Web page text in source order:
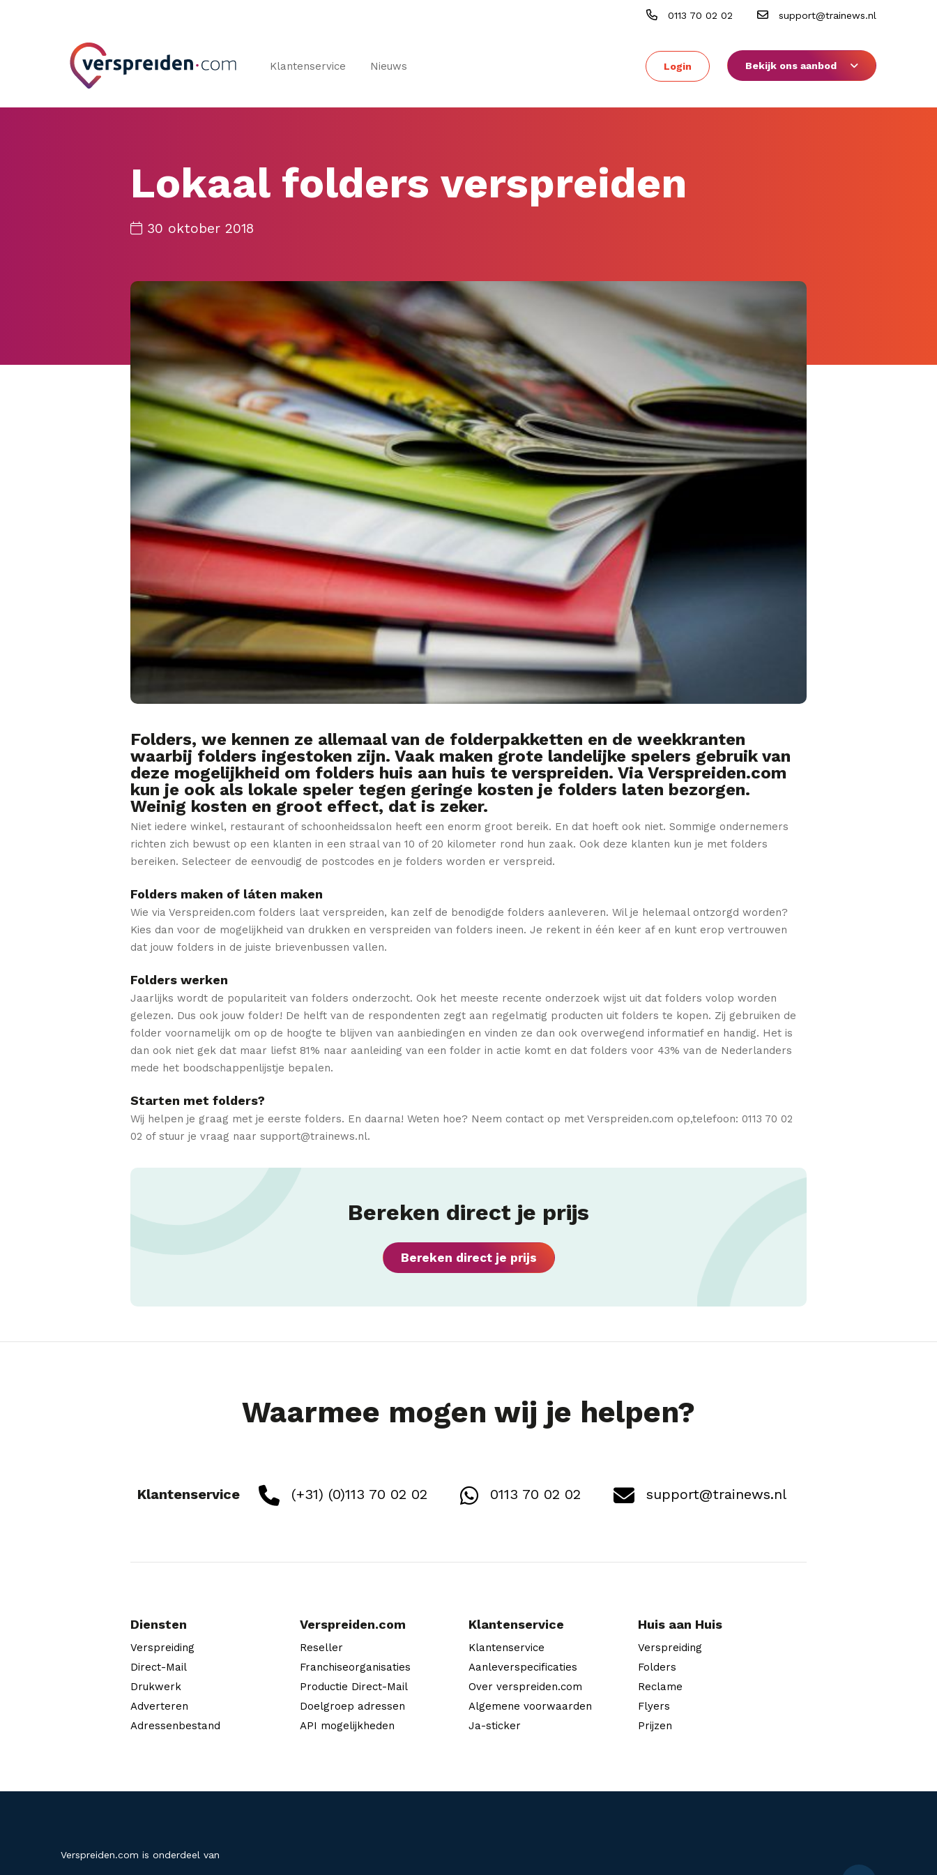
0113 70 02 02 support@trainews.nl
Klantenservice Nieuws Login Bekijk ons aanbod
Lokaal folders verspreiden
30 oktober 2018
Folders, we kennen ze allemaal van de folderpakketten en de weekkranten
waarbij folders ingestoken zijn. Vaak maken grote landelijke spelers gebruik van
deze mogelijkheid om folders huis aan huis te verspreiden. Via Verspreiden.com
kun je ook als lokale speler tegen geringe kosten je folders laten bezorgen.
Weinig kosten en groot effect, dat is zeker.
Niet iedere winkel, restaurant of schoonheidssalon heeft een enorm groot bereik. En dat hoeft ook niet. Sommige ondernemers
richten zich bewust op een klanten in een straal van 10 of 20 kilometer rond hun zaak. Ook deze klanten kun je met folders
bereiken. Selecteer de eenvoudig de postcodes en je folders worden er verspreid.
Folders maken of láten maken
Wie via Verspreiden.com folders laat verspreiden, kan zelf de benodigde folders aanleveren. Wil je helemaal ontzorgd worden?
Kies dan voor de mogelijkheid van drukken en verspreiden van folders ineen. Je rekent in één keer af en kunt erop vertrouwen
dat jouw folders in de juiste brievenbussen vallen.
Folders werken
Jaarlijks wordt de populariteit van folders onderzocht. Ook het meeste recente onderzoek wijst uit dat folders volop worden
gelezen. Dus ook jouw folder! De helft van de respondenten zegt aan regelmatig producten uit folders te kopen. Zij gebruiken de
folder voornamelijk om op de hoogte te blijven van aanbiedingen en vinden ze dan ook overwegend informatief en handig. Het is
dan ook niet gek dat maar liefst 81% naar aanleiding van een folder in actie komt en dat folders voor 43% van de Nederlanders
mede het boodschappenlijstje bepalen.
Starten met folders?
Wij helpen je graag met je eerste folders. En daarna! Weten hoe? Neem contact op met Verspreiden.com op,telefoon: 0113 70 02
02 of stuur je vraag naar support@trainews.nl.
Bereken direct je prijs
Bereken direct je prijs
Waarmee mogen wij je helpen?
Klantenservice (+31) (0)113 70 02 02 0113 70 02 02 support@trainews.nl
Diensten
Verspreiding
Direct-Mail
Drukwerk
Adverteren
Adressenbestand
Verspreiden.com
Reseller
Franchiseorganisaties
Productie Direct-Mail
Doelgroep adressen
API mogelijkheden
Klantenservice
Klantenservice
Aanleverspecificaties
Over verspreiden.com
Algemene voorwaarden
Ja-sticker
Huis aan Huis
Verspreiding
Folders
Reclame
Flyers
Prijzen
Verspreiden.com is onderdeel van